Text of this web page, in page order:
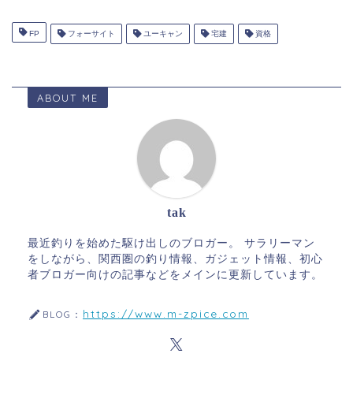
FP フォーサイト ユーキャン 宅建 資格
ABOUT ME
tak
最近釣りを始めた駆け出しのブロガー。 サラリーマン
をしながら、関西圏の釣り情報、ガジェット情報、初心
者ブロガー向けの記事などをメインに更新しています。
BLOG： https://www.m-zpice.com